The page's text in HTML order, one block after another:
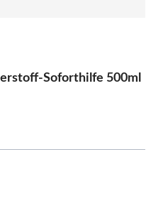
Soforthilfe 500ml